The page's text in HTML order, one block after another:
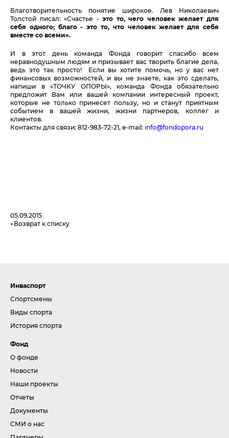
Благотворительность понятие широкое. Лев Николаевич
Толстой писал: «Счастье -это то, чего человек желает для
себя одного; благо - это то, что человек желает для себя
вместе со всеми».
И в этот день команда Фонда говорит спасибо всем
неравнодушным людям и призывает вас творить благие дела,
ведь это так просто! Если вы хотите помочь, но у вас нет
финансовых возможностей, и вы не знаете, как это сделать,
напиши в «ТОЧКУ ОПОРЫ», команда Фонда обязательно
предложит Вам или вашей компании интересный проект,
которые не только принесет пользу, но и станут приятным
событием в вашей жизни, жизни партнеров, коллег и
клиентов.
Контакты для связи: 812-983-72-21, e-mail: info@fondopora.ru
05.09.2015
Возврат к списку
Инваспорт
Спортсмены
Виды спорта
История спорта
Фонд
О фонде
Новости
Наши проекты
Отчеты
Документы
СМИ о нас